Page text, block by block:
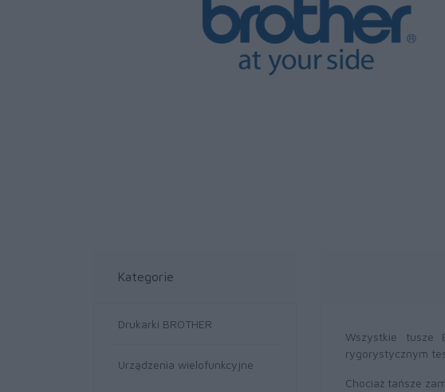
Kategorie
Drukarki BROTHER
Urządzenia wielofunkcyjne
Wszystkie tusze
rygorystycznym
Chociaż tańsze